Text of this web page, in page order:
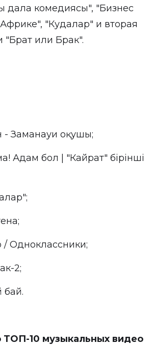
дала комедиясы", "Бизнес
"Кудалар" и вторая
"Брат или Брак".
- Заманауи оқушы;
Адам бол | "Кайрат" бірінші
/ Одноклассники;
2;
бай.
ТОП-10 музыкальных видео